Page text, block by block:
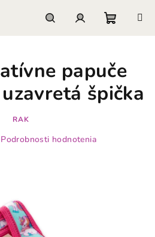
košík
papuče
špička
RAK
Podrobnosti hodnotenia